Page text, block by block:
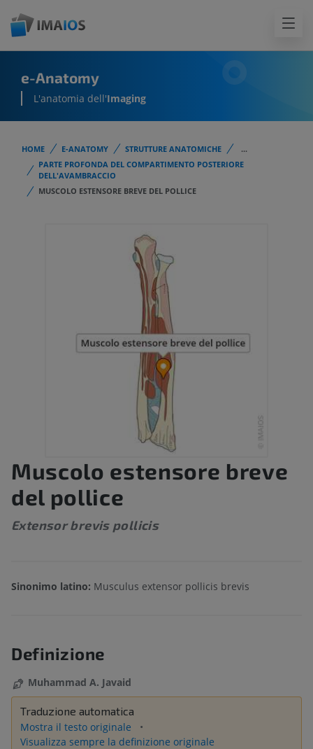
e-Anatomy
L'anatomia dell'Imaging
HOME E-ANATOMY STRUTTURE ANATOMICHE
...
PARTE PROFONDA DEL COMPARTIMENTO POSTERIORE
DELL'AVAMBRACCIO
MUSCOLO ESTENSORE BREVE DEL POLLICE
Muscolo estensore breve
del pollice
Extensor brevis pollicis
Sinonimo latino: Musculus extensor pollicis brevis
Definizione
Muhammad A. Javaid
Traduzione automatica
Mostra il testo originale
Visualizza sempre la definizione originale